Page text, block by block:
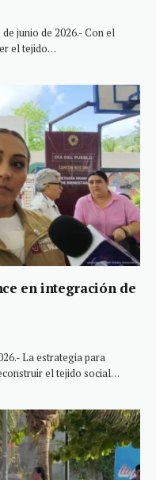
junio de 2026.- Con el
el tejido…
en integración de
La estrategia para
el tejido social…